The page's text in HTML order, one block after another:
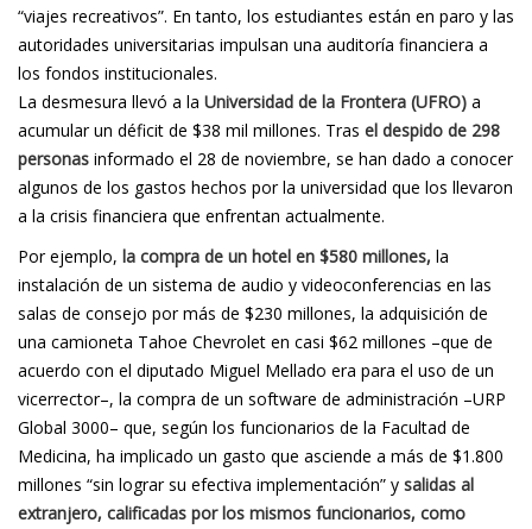
“viajes recreativos”. En tanto, los estudiantes están en paro y las
autoridades universitarias impulsan una auditoría financiera a
los fondos institucionales.
La desmesura llevó a la Universidad de la Frontera (UFRO) a
acumular un déficit de $38 mil millones. Tras el despido de 298
personas informado el 28 de noviembre, se han dado a conocer
algunos de los gastos hechos por la universidad que los llevaron
a la crisis financiera que enfrentan actualmente.
Por ejemplo, la compra de un hotel en $580 millones, la
instalación de un sistema de audio y videoconferencias en las
salas de consejo por más de $230 millones, la adquisición de
una camioneta Tahoe Chevrolet en casi $62 millones –que de
acuerdo con el diputado Miguel Mellado era para el uso de un
vicerrector–, la compra de un software de administración –URP
Global 3000– que, según los funcionarios de la Facultad de
Medicina, ha implicado un gasto que asciende a más de $1.800
millones “sin lograr su efectiva implementación” y salidas al
extranjero, calificadas por los mismos funcionarios, como